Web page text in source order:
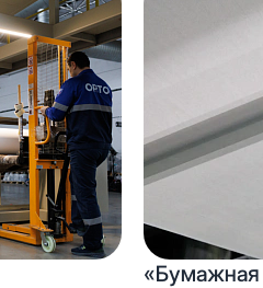
«Бумажная